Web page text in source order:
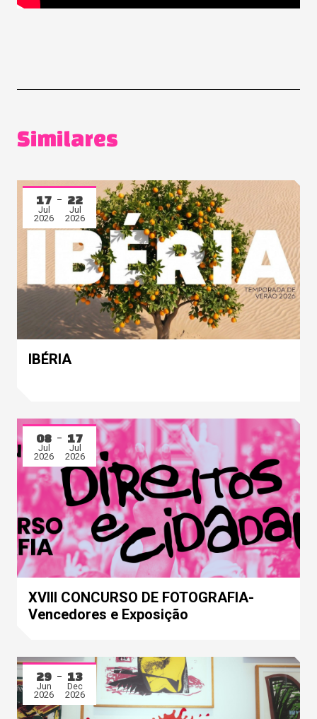
Similares
17
Jul
2026
22
Jul
2026
IBÉRIA
08
Jul
2026
17
Jul
2026
XVIII CONCURSO DE FOTOGRAFIA-
Vencedores e Exposição
29
Jun
2026
13
Dec
2026